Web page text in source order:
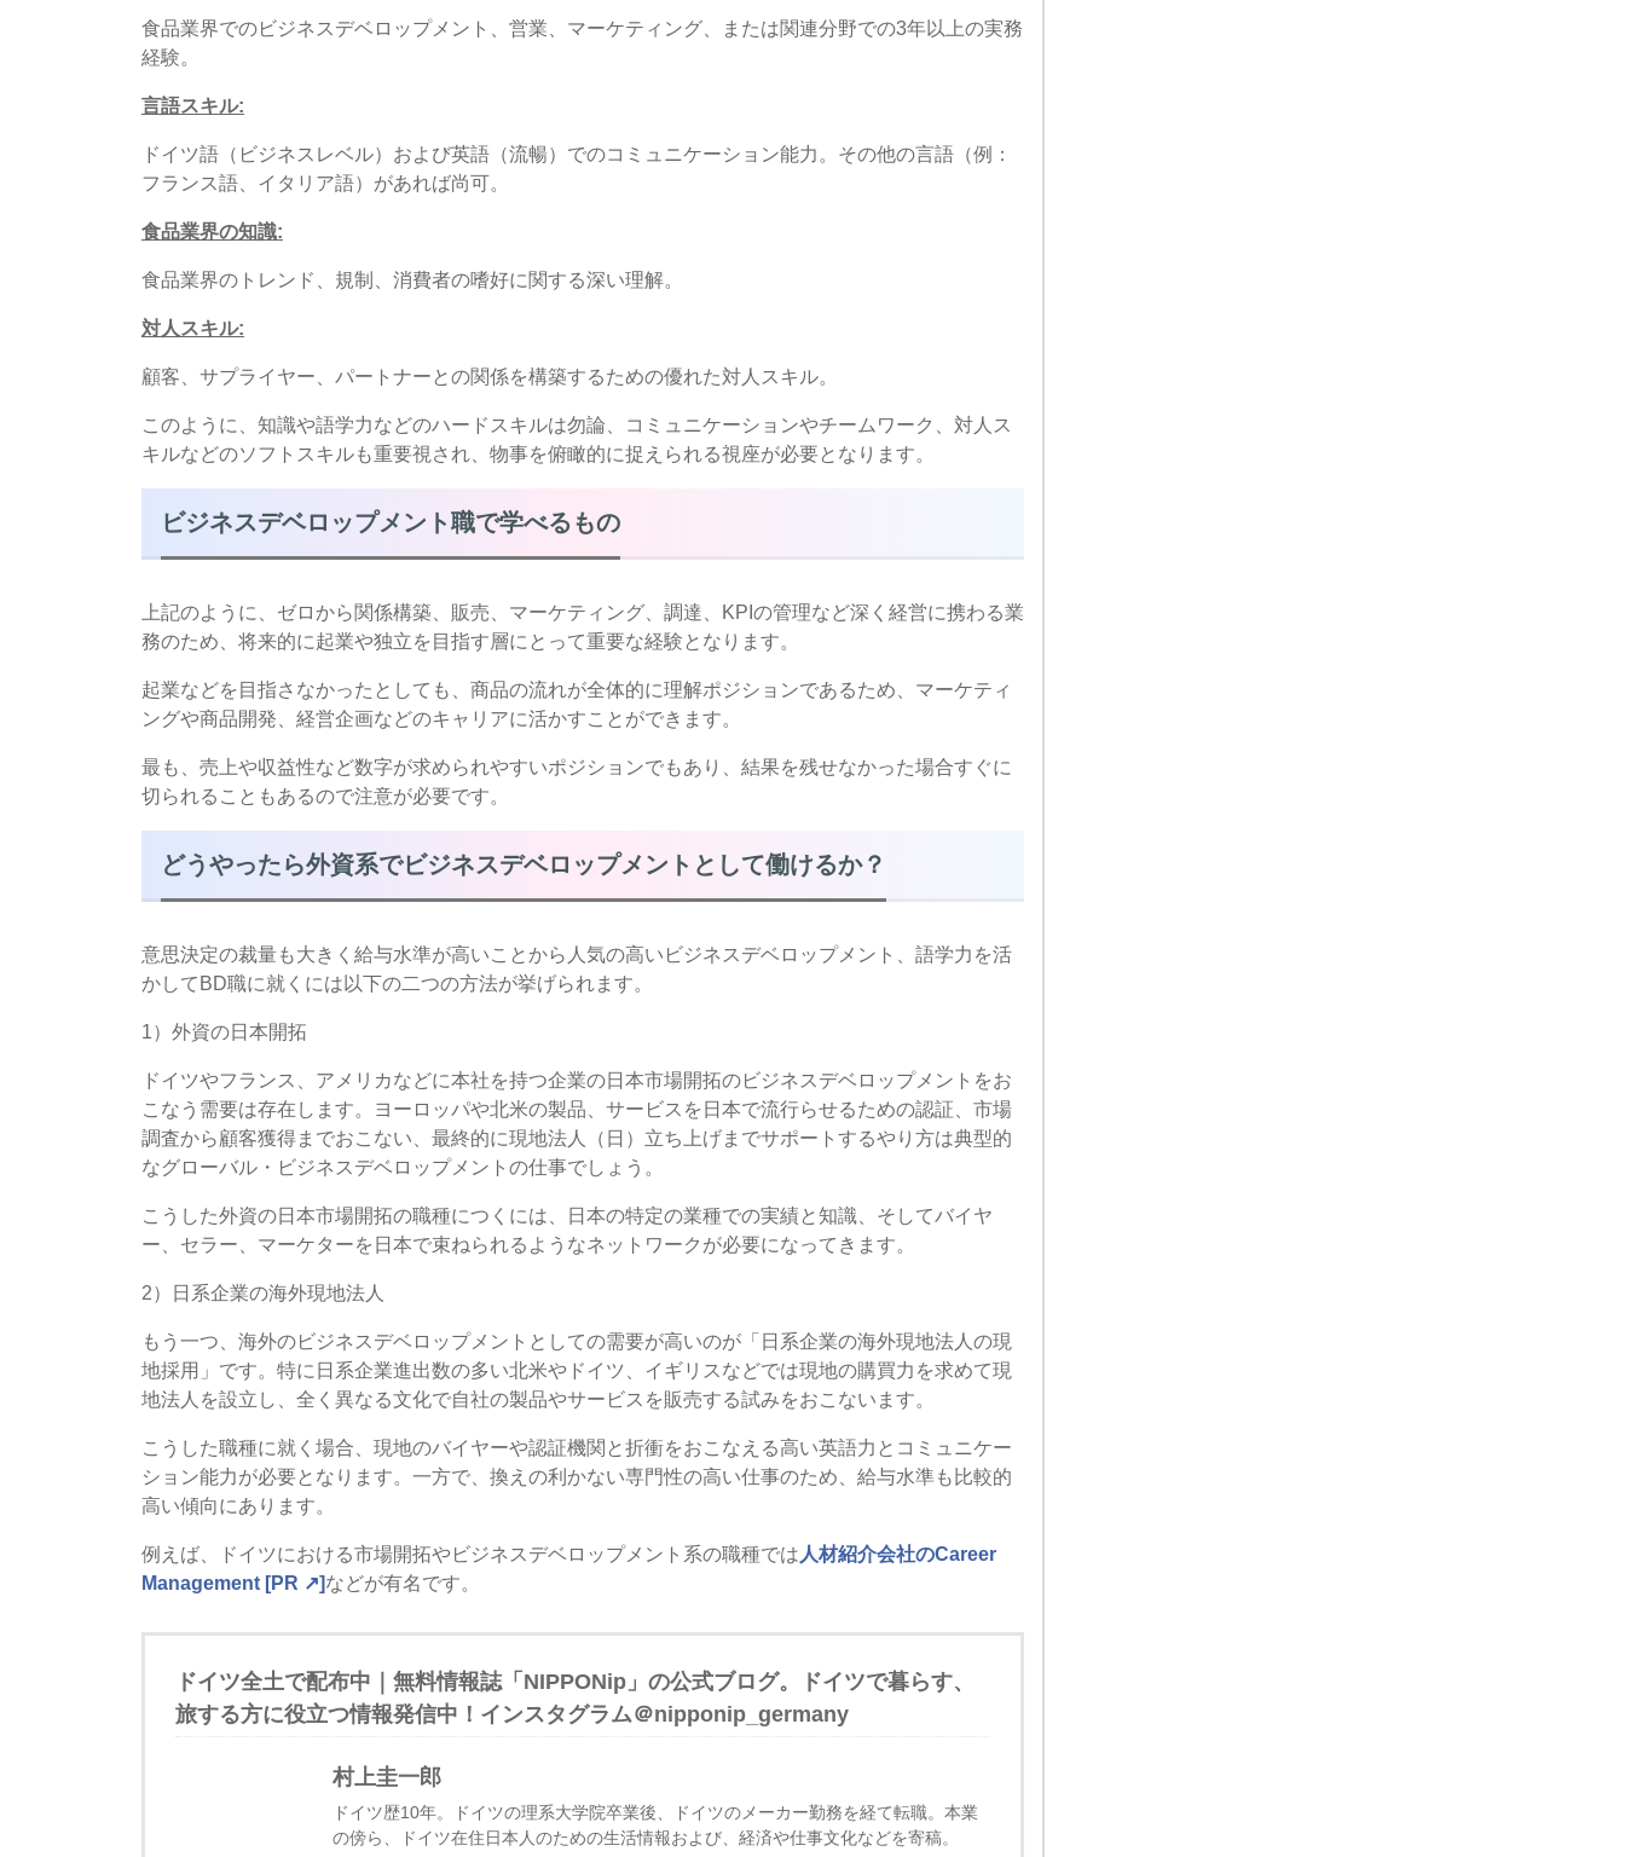
食品業界でのビジネスデベロップメント、営業、マーケティング、または関連分野での3年以上の実務
経験。
言語スキル:
ドイツ語（ビジネスレベル）および英語（流暢）でのコミュニケーション能力。その他の言語（例：
フランス語、イタリア語）があれば尚可。
食品業界の知識:
食品業界のトレンド、規制、消費者の嗜好に関する深い理解。
対人スキル:
顧客、サプライヤー、パートナーとの関係を構築するための優れた対人スキル。
このように、知識や語学力などのハードスキルは勿論、コミュニケーションやチームワーク、対人ス
キルなどのソフトスキルも重要視され、物事を俯瞰的に捉えられる視座が必要となります。
ビジネスデベロップメント職で学べるもの
上記のように、ゼロから関係構築、販売、マーケティング、調達、KPIの管理など深く経営に携わる業
務のため、将来的に起業や独立を目指す層にとって重要な経験となります。
起業などを目指さなかったとしても、商品の流れが全体的に理解ポジションであるため、マーケティ
ングや商品開発、経営企画などのキャリアに活かすことができます。
最も、売上や収益性など数字が求められやすいポジションでもあり、結果を残せなかった場合すぐに
切られることもあるので注意が必要です。
どうやったら外資系でビジネスデベロップメントとして働けるか？
意思決定の裁量も大きく給与水準が高いことから人気の高いビジネスデベロップメント、語学力を活
かしてBD職に就くには以下の二つの方法が挙げられます。
1）外資の日本開拓
ドイツやフランス、アメリカなどに本社を持つ企業の日本市場開拓のビジネスデベロップメントをお
こなう需要は存在します。ヨーロッパや北米の製品、サービスを日本で流行らせるための認証、市場
調査から顧客獲得までおこない、最終的に現地法人（日）立ち上げまでサポートするやり方は典型的
なグローバル・ビジネスデベロップメントの仕事でしょう。
こうした外資の日本市場開拓の職種につくには、日本の特定の業種での実績と知識、そしてバイヤ
ー、セラー、マーケターを日本で束ねられるようなネットワークが必要になってきます。
2）日系企業の海外現地法人
もう一つ、海外のビジネスデベロップメントとしての需要が高いのが「日系企業の海外現地法人の現
地採用」です。特に日系企業進出数の多い北米やドイツ、イギリスなどでは現地の購買力を求めて現
地法人を設立し、全く異なる文化で自社の製品やサービスを販売する試みをおこないます。
こうした職種に就く場合、現地のバイヤーや認証機関と折衝をおこなえる高い英語力とコミュニケー
ション能力が必要となります。一方で、換えの利かない専門性の高い仕事のため、給与水準も比較的
高い傾向にあります。
例えば、ドイツにおける市場開拓やビジネスデベロップメント系の職種では人材紹介会社のCareer
Management [PR ↗]などが有名です。
ドイツ全土で配布中｜無料情報誌「NIPPONip」の公式ブログ。ドイツで暮らす、
旅する方に役立つ情報発信中！インスタグラム＠nipponip_germany
村上圭一郎
ドイツ歴10年。ドイツの理系大学院卒業後、ドイツのメーカー勤務を経て転職。本業
の傍ら、ドイツ在住日本人のための生活情報および、経済や仕事文化などを寄稿。